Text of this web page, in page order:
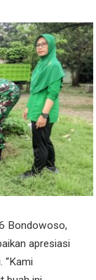
Bondowoso,
apresiasi
“Kami